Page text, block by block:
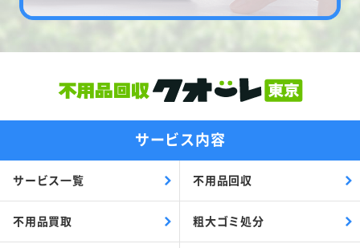
サービス内容
サービス一覧 不用品回収
不用品買取 粗大ゴミ処分